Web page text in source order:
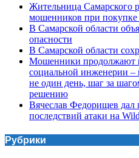
Жительница Самарского
мошенников при покупке
В Самарской области
опасности
В Самарской области
Мошенники продолжают
социальной инженерии –
не один день, шаг за
решению
Вячеслав Федорищев дал
последствий атаки на
Рубрики